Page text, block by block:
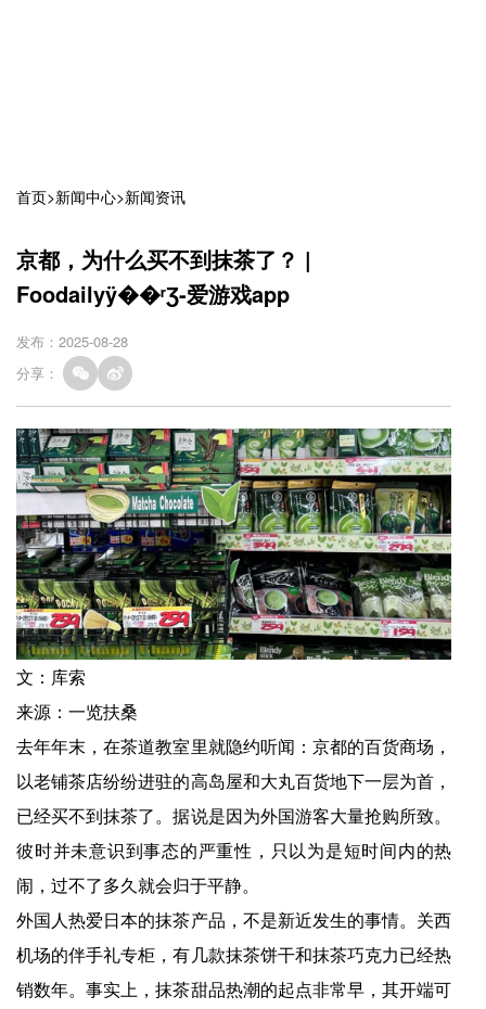
首页>新闻中心>新闻资讯
京都，为什么买不到抹茶了？ |
Foodailyÿ��ʳƷ-爱游戏app
发布：2025-08-28
分享：
文：库索
来源：一览扶桑
去年年末，在茶道教室里就隐约听闻：京都的百货商场，
以老铺茶店纷纷进驻的高岛屋和大丸百货地下一层为首，
已经买不到抹茶了。据说是因为外国游客大量抢购所致。
彼时并未意识到事态的严重性，只以为是短时间内的热
闹，过不了多久就会归于平静。
外国人热爱日本的抹茶产品，不是新近发生的事情。关西
机场的伴手礼专柜，有几款抹茶饼干和抹茶巧克力已经热
销数年。事实上，抹茶甜品热潮的起点非常早，其开端可